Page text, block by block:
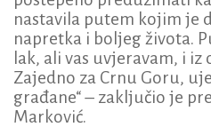
nastavila putem kojim je
napretka i boljeg života.
lak, ali vas uvjeravam, i iz
Zajedno za Crnu Goru,
građane“ – zaključio je
Marković.